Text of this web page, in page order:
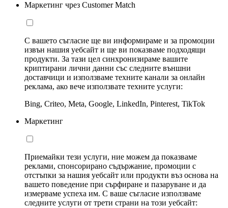
Маркетинг чрез Customer Match
С вашето съгласие ще ви информираме и за промоции
извън нашия уебсайт и ще ви показваме подходящи
продукти. За тази цел синхронизираме вашите
криптирани лични данни със следните външни
доставчици и използваме техните канали за онлайн
реклама, ако вече използвате техните услуги:
Bing, Criteo, Meta, Google, LinkedIn, Pinterest, TikTok
Маркетинг
Приемайки тези услуги, ние можем да показваме
реклами, спонсорирано съдържание, промоции с
отстъпки за нашия уебсайт или продукти въз основа на
вашето поведение при сърфиране и пазаруване и да
измерваме успеха им. С ваше съгласие използваме
следните услуги от трети страни на този уебсайт: